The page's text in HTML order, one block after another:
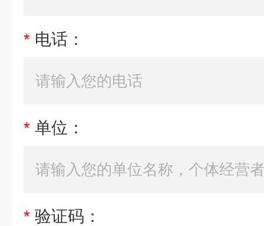
* 电话：
* 单位：
* 验证码：